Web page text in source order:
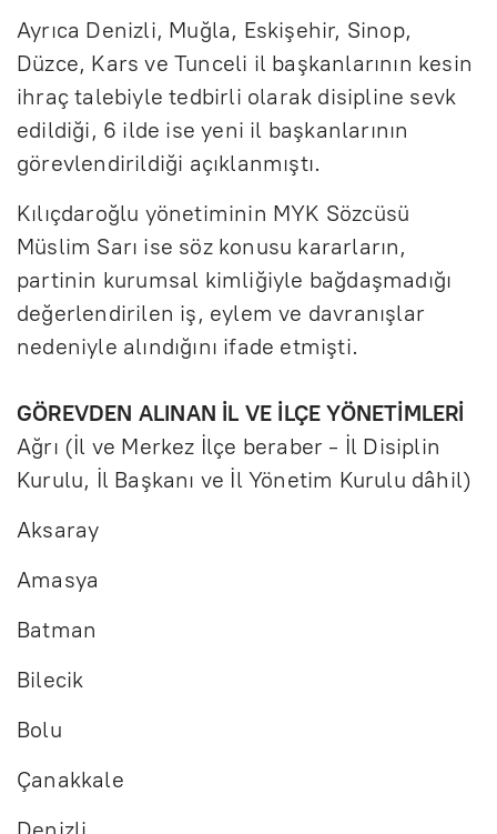
Ayrıca Denizli, Muğla, Eskişehir, Sinop,
Düzce, Kars ve Tunceli il başkanlarının kesin
ihraç talebiyle tedbirli olarak disipline sevk
edildiği, 6 ilde ise yeni il başkanlarının
görevlendirildiği açıklanmıştı.
Kılıçdaroğlu yönetiminin MYK Sözcüsü
Müslim Sarı ise söz konusu kararların,
partinin kurumsal kimliğiyle bağdaşmadığı
değerlendirilen iş, eylem ve davranışlar
nedeniyle alındığını ifade etmişti.
GÖREVDEN ALINAN İL VE İLÇE YÖNETİMLERİ
Ağrı (İl ve Merkez İlçe beraber - İl Disiplin
Kurulu, İl Başkanı ve İl Yönetim Kurulu dâhil)
Aksaray
Amasya
Batman
Bilecik
Bolu
Çanakkale